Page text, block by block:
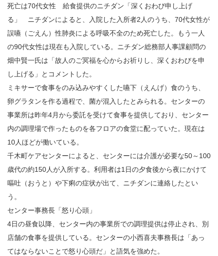
死亡は70代女性 給食提供のニチダン「深くおわび申し上げ
る」 ニチダンによると、入院した入所者2人のうち、70代女性が
誤嚥（ごえん）性肺炎による呼吸不全のため死亡した。もう一人
の90代女性は現在も入院している。ニチダン総務部人事課顧問の
畑中賢一氏は「故人のご冥福を心からお祈りし、深くおわびを申
し上げる」とコメントした。
ミキサーで食事をのみ込みやすくした嚥下（えんげ）食のうち、
卵グラタンを作る過程で、菌が混入したとみられる。センターの
事業所は昨年4月から委託を受けて食事を提供しており、センター
内の調理場で作ったものを各フロアの食堂に配っていた。現在は
10人ほどが働いている。
千木町ケアセンターによると、センターには介護が必要な50～100
歳代の約150人が入所する。利用者は1日の夕食後から夜にかけて
嘔吐（おうと）や下痢の症状が出て、ニチダンに連絡したとい
う。
センター事務長「怒り心頭」
4日の昼食以降、センター内の事業所での調理提供は停止され、別
店舗の食事を提供している。センターの小西喜夫事務長は「あっ
てはならないことで怒り心頭だ」と語気を強めた。